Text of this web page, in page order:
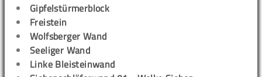
Gipfelstürmerblock
Freistein
Wolfsberger Wand
Seeliger Wand
Linke Bleisteinwand